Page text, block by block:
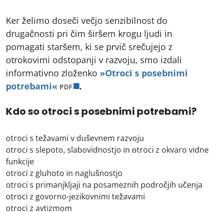
Ker želimo doseči večjo senzibilnost do
drugačnosti pri čim širšem krogu ljudi in
pomagati staršem, ki se prvič srečujejo z
otrokovimi odstopanji v razvoju, smo izdali
informativno zloženko »Otroci s posebnimi
potrebami« PDF odpre v novem zavihku
.
Kdo so otroci s posebnimi potrebami?
otroci s težavami v duševnem razvoju
otroci s slepoto, slabovidnostjo in otroci z okvaro vidne
funkcije
otroci z gluhoto in naglušnostjo
otroci s primanjkljaji na posameznih področjih učenja
otroci z govorno-jezikovnimi težavami
otroci z avtizmom